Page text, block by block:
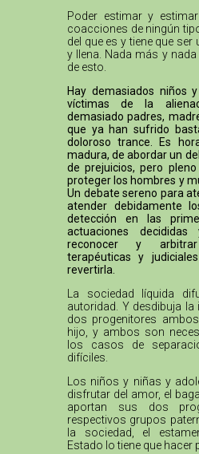
Poder estimar y
coacciones de ningún
del que es y tiene que
y llena. Nada más y
de esto.
Hay demasiados niños
víctimas de la
demasiado padres,
que ya han sufrido
doloroso trance. Es
madura, de abordar un
de prejuicios, pero
proteger los hombres y
Un debate sereno para
atender debidamente
detección en las
actuaciones
reconocer y
terapéuticas y
revertirla.
La sociedad líquida
autoridad. Y desdibuja la
dos progenitores
hijo, y ambos son
los casos de
difíciles.
Los niños y niñas y
disfrutar del amor, el
aportan sus dos
respectivos grupos
la sociedad, el
Estado lo tiene que hacer